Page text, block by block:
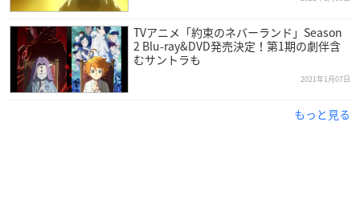
※放送日時は変更の可能性があります。
【配信情報】
Amazon Prime Video：1月6日(水)24:00～（第2話以降より毎話
フジテレビ放送開始1時間後より配信予定）
U-NEXT・GYAO!・FOD・バンダイチャンネル・ニコニコチャ
TVアニメ「約束のネバーランド」Season
2 Blu-ray&DVD発売決定！第1期の劇伴含
むサントラも
2021年1月07日
もっと見る